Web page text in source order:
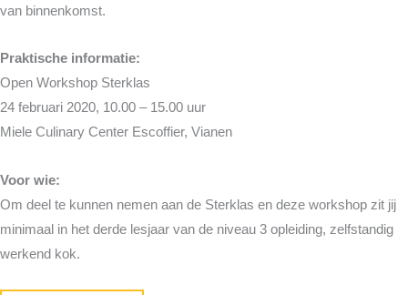
van binnenkomst.
Praktische informatie:
Open Workshop Sterklas
24 februari 2020, 10.00 – 15.00 uur
Miele Culinary Center Escoffier, Vianen
Voor wie:
Om deel te kunnen nemen aan de Sterklas en deze workshop zit jij
minimaal in het derde lesjaar van de niveau 3 opleiding, zelfstandig
werkend kok.